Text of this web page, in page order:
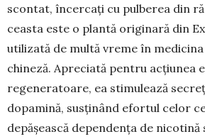
scontat, încer­cați cu pulberea din
ceasta este o plantă originară din
utilizată de multă vreme în
chineză. Apreciată pentru acțiu­nea
regeneratoare, ea stimulează
dopamină, susținând efortul celor
de­pășească dependența de nicotină